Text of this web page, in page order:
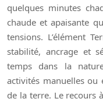
quelques minutes
chaude et apaisante
tensions. L’élément
stabilité, ancrage et
temps dans la
activités manuelles
de la terre. Le recours